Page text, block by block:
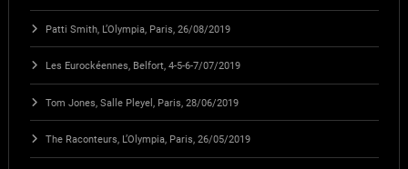
Patti Smith, L’Olympia, Paris, 26/08/2019
Les Eurockéennes, Belfort, 4-5-6-7/07/2019
Tom Jones, Salle Pleyel, Paris, 28/06/2019
The Raconteurs, L’Olympia, Paris, 26/05/2019